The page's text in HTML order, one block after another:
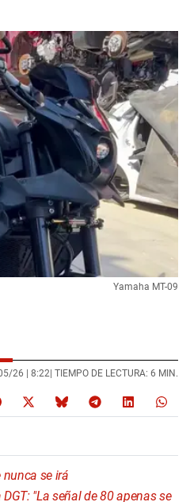
Yamaha MT-09
26 | 8:22| TIEMPO DE LECTURA: 6 MIN.
nunca se irá
"La señal de 80 apenas se